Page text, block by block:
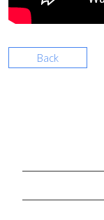
Back